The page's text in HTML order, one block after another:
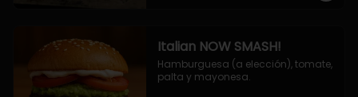
Italian NOW SMASH!
Hamburguesa (a elección), tomate,
palta y mayonesa.